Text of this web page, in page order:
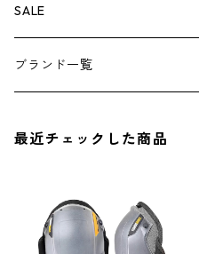
その他
その他
ナイフ
芳香剤
ボトムス
アンダーウェア
グローブ
ウォレット
エアーフレッシュナー
SALE
ブランド一覧
BEHRENS
最近チェックした商品